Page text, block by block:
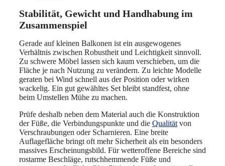
Stabilität, Gewicht und Handhabung im
Zusammenspiel
Gerade auf kleinen Balkonen ist ein ausgewogenes
Verhältnis zwischen Robustheit und Leichtigkeit sinnvoll.
Zu schwere Möbel lassen sich kaum verschieben, um die
Fläche je nach Nutzung zu verändern. Zu leichte Modelle
geraten bei Wind schnell aus der Position oder wirken
wackelig. Ein gut gewähltes Set bleibt standfest, ohne
beim Umstellen Mühe zu machen.
Prüfe deshalb neben dem Material auch die Konstruktion
der Füße, die Verbindungspunkte und die Qualitätvon
Verschraubungen oder Scharnieren. Eine breite
Auflagefläche bringt oft mehr Sicherheit als ein besonders
massives Erscheinungsbild. Für wetteroffene Bereiche sind
rostarme Beschläge, rutschhemmende Füße und